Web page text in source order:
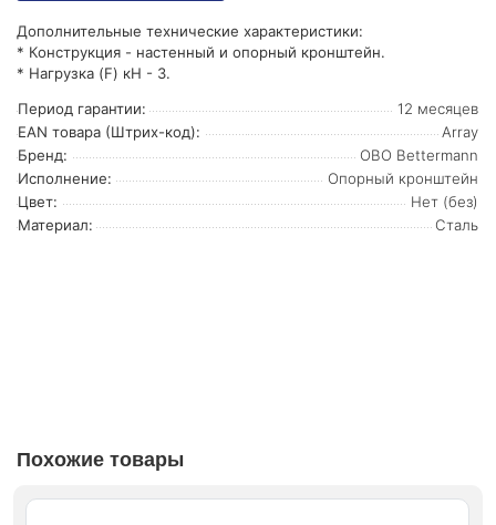
Дополнительные технические характеристики:
* Конструкция - настенный и опорный кронштейн.
* Нагрузка (F) кН - 3.
Период гарантии:
12 месяцев
EAN товара (Штрих-код):
Array
Бренд:
OBO Bettermann
Исполнение:
Опорный кронштейн
Цвет:
Нет (без)
Материал:
Сталь
Похожие товары